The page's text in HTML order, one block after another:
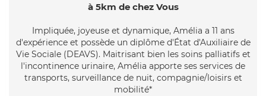
à 5km de chez Vous
Impliquée, joyeuse et dynamique, Amélia a 11 ans
d'expérience et possède un diplôme d'État d'Auxiliaire de
Vie Sociale (DEAVS). Maitrisant bien les soins palliatifs et
l'incontinence urinaire, Amélia apporte ses services de
transports, surveillance de nuit, compagnie/loisirs et
mobilité*